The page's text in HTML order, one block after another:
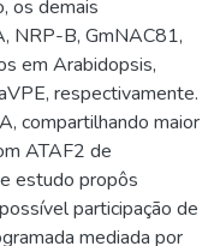
os demais
NRP-B, GmNAC81,
em Arabidopsis,
respectivamente.
compartilhando maior
ATAF2 de
estudo propôs
participação de
mediada por